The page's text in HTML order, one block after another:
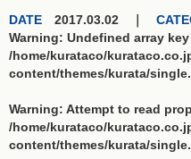
DATE 2017.03.02 ｜
Warning: Undefined array
/home/kurataco/
content/themes/kurata/
Warning: Attempt to read
/home/kurataco/
content/themes/kurata/